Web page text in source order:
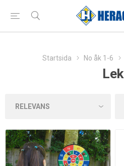
Startsida No åk 1-6
Lek